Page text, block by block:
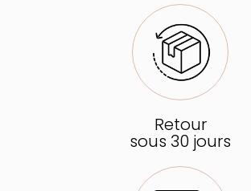
Retour
sous 30 jours